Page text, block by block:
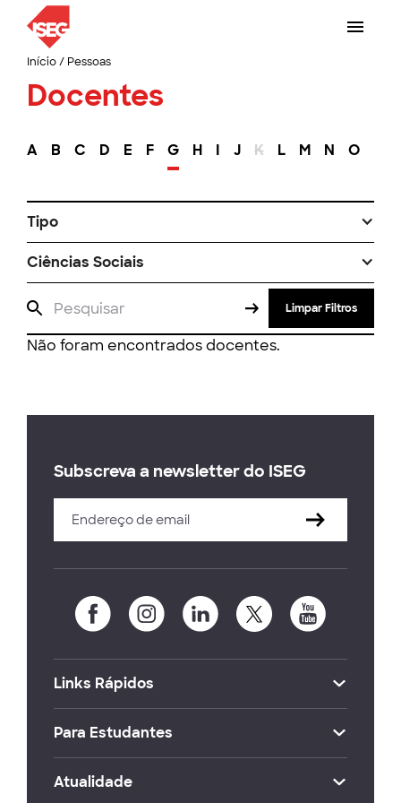
Início/ Pessoas
Docentes
A B C D E F G H I J K L M N O
Tipo
Ciências Sociais
Limpar Filtros
Não foram encontrados docentes.
Subscreva a newsletter do ISEG
Links Rápidos
Para Estudantes
Atualidade